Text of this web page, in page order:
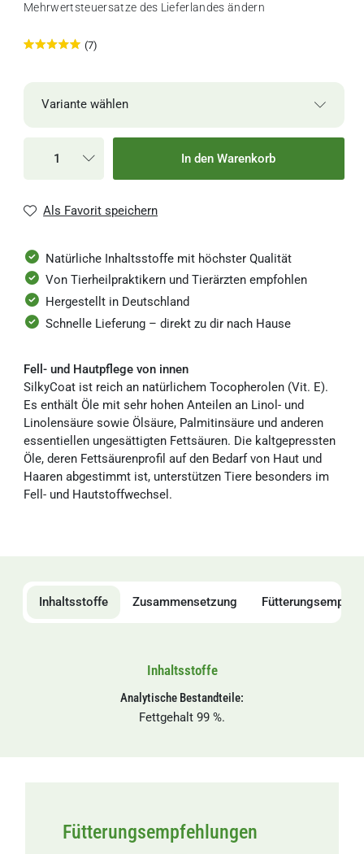
Mehrwertsteuersatze des Lieferlandes ändern
(7)
Variante wählen
50 ml
116,00 € / Liter
100 ml 1-3 Werktage
250 ml 1-3 Werktage
16,80 €
67,20 € / Liter
500 ml 1-3 Werktage
58,80 € / Liter
In den Warenkorb
Als Favorit speichern
Natürliche Inhaltsstoffe mit höchster Qualität
Von Tierheilpraktikern und Tierärzten empfohlen
Hergestellt in Deutschland
Schnelle Lieferung – direkt zu dir nach Hause
Fell- und Hautpflege von innen
SilkyCoat ist reich an natürlichem Tocopherolen (Vit. E).
Es enthält Öle mit sehr hohen Anteilen an Linol- und
Linolensäure sowie Ölsäure, Palmitinsäure und anderen
essentiellen ungesättigten Fettsäuren. Die kaltgepressten
Öle, deren Fettsäurenprofil auf den Bedarf von Haut und
Haaren abgestimmt ist, unterstützen Tiere besonders im
Fell- und Hautstoffwechsel.
Inhaltsstoffe Zusammensetzung
Inhaltsstoffe
Analytische Bestandteile:
Fettgehalt 99 %.
Fütterungsempfehlungen